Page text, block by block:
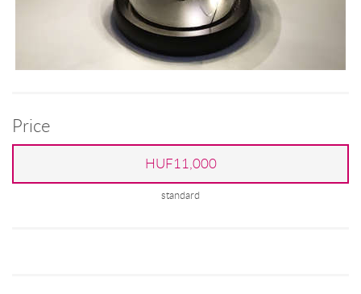
Price
HUF11,000
standard